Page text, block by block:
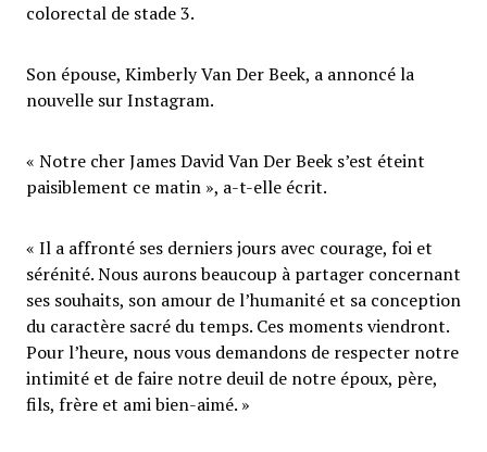
colorectal de stade 3.
Son épouse, Kimberly Van Der Beek, a annoncé la
nouvelle sur Instagram.
« Notre cher James David Van Der Beek s’est éteint
paisiblement ce matin », a-t-elle écrit.
« Il a affronté ses derniers jours avec courage, foi et
sérénité. Nous aurons beaucoup à partager concernant
ses souhaits, son amour de l’humanité et sa conception
du caractère sacré du temps. Ces moments viendront.
Pour l’heure, nous vous demandons de respecter notre
intimité et de faire notre deuil de notre époux, père,
fils, frère et ami bien-aimé. »